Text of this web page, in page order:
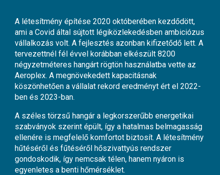
A létesítmény építése 2020 októberében kezdődött,
ami a Covid által sújtott légiközlekedésben ambiciózus
vállalkozás volt. A fejlesztés azonban kifizetődő lett. A
tervezettnél fél évvel korábban elkészült 8200
négyzetméteres hangárt rögtön használatba vette az
Aeroplex. A megnövekedett kapacitásnak
köszönhetően a vállalat rekord eredményt ért el 2022-
ben és 2023-ban.
A széles törzsű hangár a legkorszerűbb energetikai
szabványok szerint épült, így a hatalmas belmagasság
ellenére is megfelelő komfortot biztosít. A létesítmény
hűtéséről és fűtéséről hőszivattyús rendszer
gondoskodik, így nemcsak télen, hanem nyáron is
egyenletes a benti hőmérséklet.